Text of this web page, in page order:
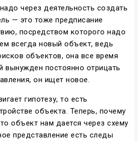
через деятельность создать
— это тоже предписание
посредством которого надо
всегда новый объект, ведь
объектов, она все время
вынужден постоянно отрицать
он ищет новое.
гипотезу, то есть
объекта. Теперь, почему
объект нам дается через схему
представление есть следы